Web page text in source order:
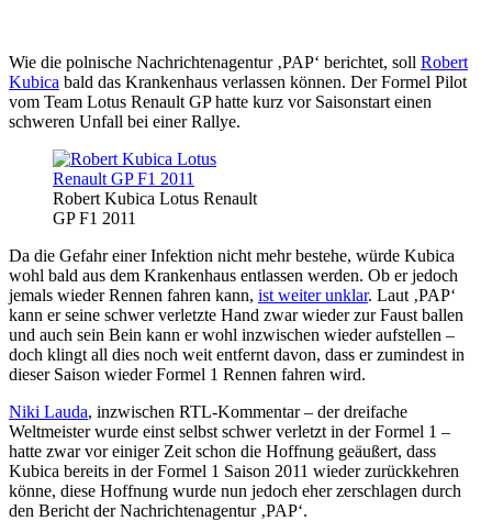
Wie die polnische Nachrichtenagentur ‚PAP‘ berichtet, soll Robert
Kubica bald das Krankenhaus verlassen können. Der Formel Pilot
vom Team Lotus Renault GP hatte kurz vor Saisonstart einen
schweren Unfall bei einer Rallye.
Robert Kubica Lotus Renault
GP F1 2011
Da die Gefahr einer Infektion nicht mehr bestehe, würde Kubica
wohl bald aus dem Krankenhaus entlassen werden. Ob er jedoch
jemals wieder Rennen fahren kann, ist weiter unklar. Laut ‚PAP‘
kann er seine schwer verletzte Hand zwar wieder zur Faust ballen
und auch sein Bein kann er wohl inzwischen wieder aufstellen –
doch klingt all dies noch weit entfernt davon, dass er zumindest in
dieser Saison wieder Formel 1 Rennen fahren wird.
Niki Lauda, inzwischen RTL-Kommentar – der dreifache
Weltmeister wurde einst selbst schwer verletzt in der Formel 1 –
hatte zwar vor einiger Zeit schon die Hoffnung geäußert, dass
Kubica bereits in der Formel 1 Saison 2011 wieder zurückkehren
könne, diese Hoffnung wurde nun jedoch eher zerschlagen durch
den Bericht der Nachrichtenagentur ‚PAP‘.